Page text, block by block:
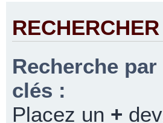
RECHERCHER
Recherche
clés :
Placez un +